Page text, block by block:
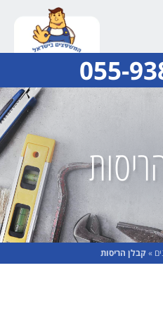
055-
»קבלן הריסות